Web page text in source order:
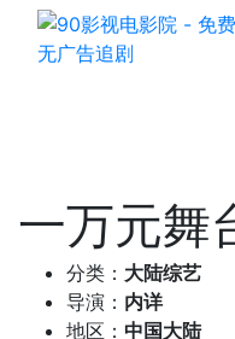
一万元舞
分类： 大陆综艺
导演： 内详
地区： 中国大陆